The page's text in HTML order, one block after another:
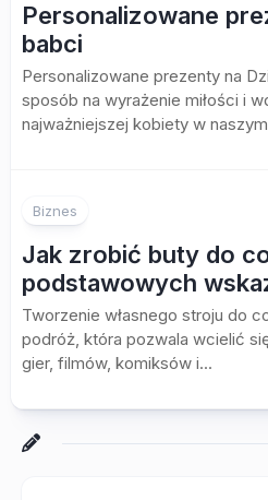
Personalizowane
babci
Personalizowane prezenty na
sposób na wyrażenie miłości i
najważniejszej kobiety w
Biznes
Jak zrobić buty do
podstawowych
Tworzenie własnego stroju do
podróż, która pozwala wcielić
gier, filmów, komiksów i...